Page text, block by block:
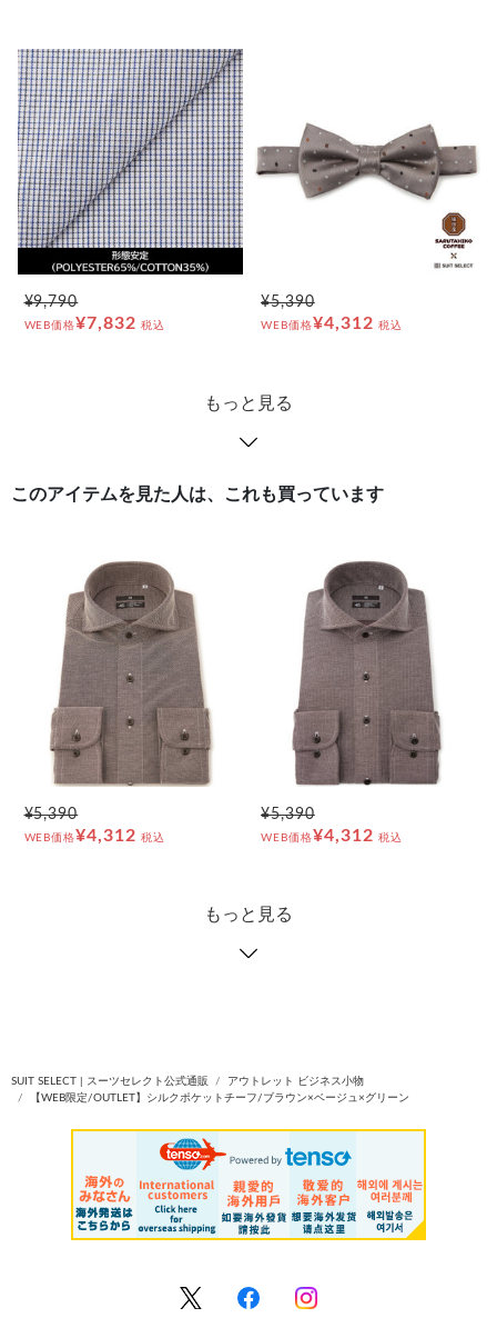
¥9,790
WEB価格¥7,832 税込
¥5,390
WEB価格¥4,312 税込
もっと見る
このアイテムを見た人は、これも買っています
¥5,390
WEB価格¥4,312 税込
¥5,390
WEB価格¥4,312 税込
もっと見る
SUIT SELECT | スーツセレクト公式通販
アウトレット ビジネス小物
【WEB限定/OUTLET】シルクポケットチーフ/ブラウン×ベージュ×グリーン